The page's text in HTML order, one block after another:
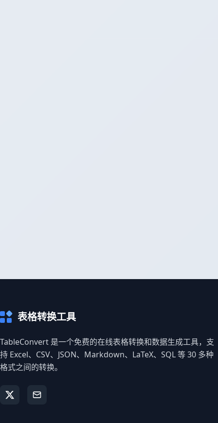
表格转换工具
TableConvert 是一个免费的在线表格转换和数据生成工具，支
持 Excel、CSV、JSON、Markdown、LaTeX、SQL 等 30 多种
格式之间的转换。